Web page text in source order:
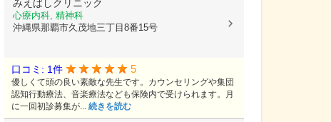
みえばしクリニック
心療内科, 精神科
沖縄県那覇市久茂地三丁目8番15号
口コミ: 1件 5
優しくて頭の良い素敵な先生です。カウンセリングや集団
認知行動療法、音楽療法なども保険内で受けられます。月
に一回初診募集が... 続きを読む